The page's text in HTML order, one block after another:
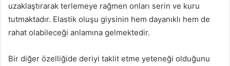
uzaklaştırarak terlemeye rağmen onları serin ve kuru
tutmaktadır. Elastik oluşu giysinin hem dayanıklı hem de
rahat olabileceği anlamına gelmektedir.
Bir diğer özelliğide deriyi taklit etme yeteneği olduğunu